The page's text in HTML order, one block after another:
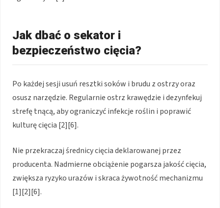
Jak dbać o sekator i
bezpieczeństwo cięcia?
Po każdej sesji usuń resztki soków i brudu z ostrzy oraz
osusz narzędzie. Regularnie ostrz krawędzie i dezynfekuj
strefę tnącą, aby ograniczyć infekcje roślin i poprawić
kulturę cięcia [2][6].
Nie przekraczaj średnicy cięcia deklarowanej przez
producenta. Nadmierne obciążenie pogarsza jakość cięcia,
zwiększa ryzyko urazów i skraca żywotność mechanizmu
[1][2][6].